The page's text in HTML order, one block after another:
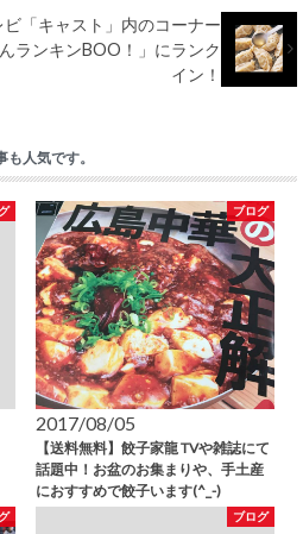
「キャスト」内のコーナー
ランキンBOO！」にランク
イン！
も人気です。
ブログ
2017/08/05
【送料無料】餃子家龍 TVや雑誌にて
話題中！お盆のお集まりや、手土産
におすすめで餃子います(^_-)
ブログ